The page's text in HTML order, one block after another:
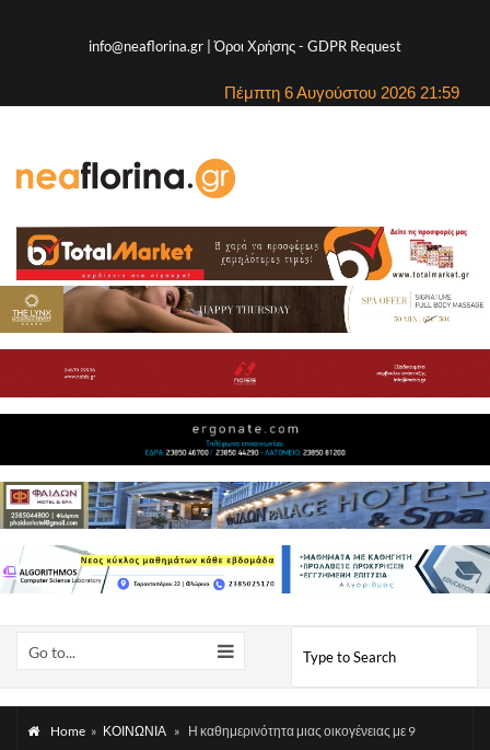
info@neaflorina.gr |Όροι Χρήσης- GDPR Request
Πέμπτη 6 Αυγούστου 2026 21:59
Go to...
Home » ΚΟΙΝΩΝΙΑ » Η καθημερινότητα μιας οικογένειας με 9